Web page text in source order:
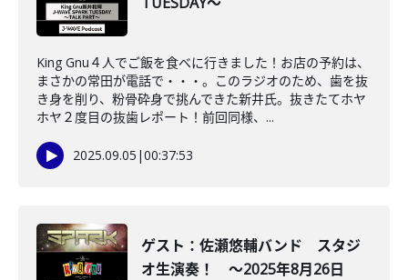
King Gnu４人でご飯を食べに行きました！お店の予約は、
まさかの常田が電話で・・・。このラジオのため、歯を抜
き身を削り、粉骨砕身で挑んできた新井氏。抜きたてホヤ
ホヤ２度目の抜歯レポート！前回同様、...
2025.09.05 |00:37:53
ゲスト：佐瀬悠輔バンド スタジ
オ生演奏！ ～2025年8月26日